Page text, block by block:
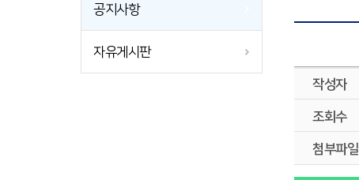
공지사항
자유게시판
작성자
조회수
첨부파일